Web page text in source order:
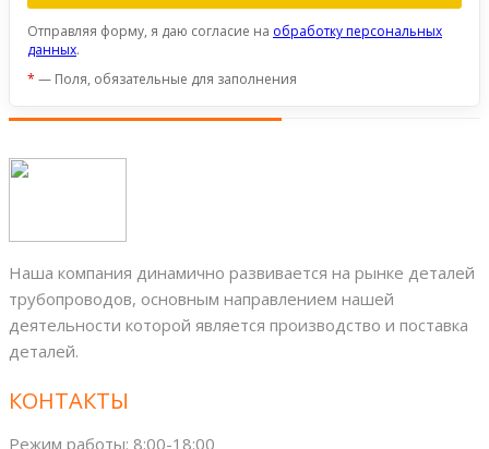
Отправляя форму, я даю согласие на обработку персональных
данных.
* — Поля, обязательные для заполнения
Наша компания динамично развивается на рынке деталей
трубопроводов, основным направлением нашей
деятельности которой является производство и поставка
деталей.
КОНТАКТЫ
Режим работы: 8:00-18:00